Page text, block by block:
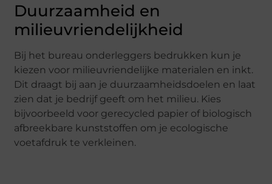
Duurzaamheid en
milieuvriendelijkheid
Bij het bureau onderleggers bedrukken kun je
kiezen voor milieuvriendelijke materialen en inkt.
Dit draagt bij aan je duurzaamheidsdoelen en laat
zien dat je bedrijf geeft om het milieu. Kies
bijvoorbeeld voor gerecycled papier of biologisch
afbreekbare kunststoffen om je ecologische
voetafdruk te verkleinen.